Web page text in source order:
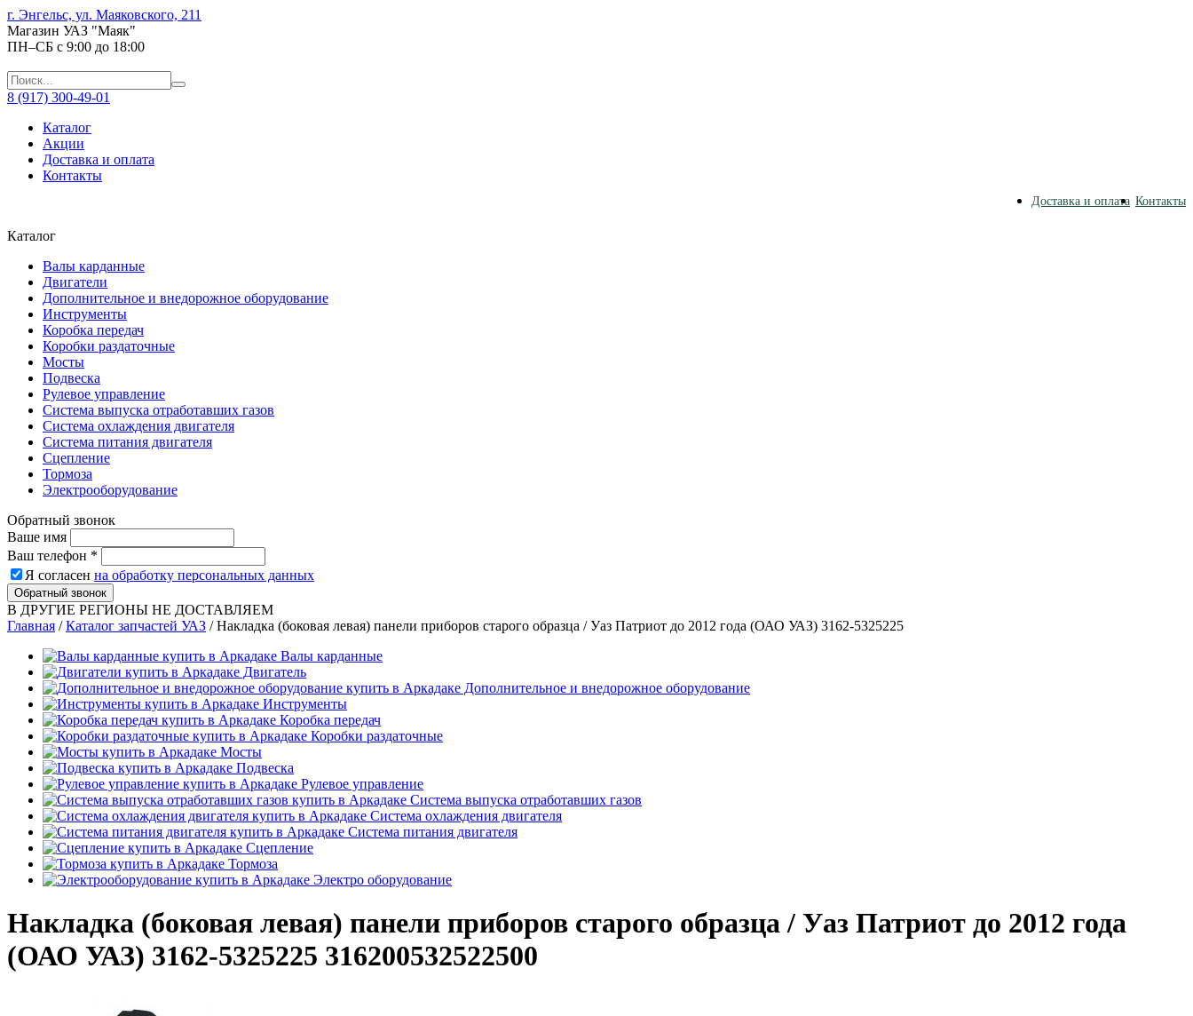
г. Энгельс, ул. Маяковского, 211
Магазин УАЗ "Маяк"
ПН–СБ с 9:00 до 18:00
8 (917) 300-49-01
Каталог
Акции
Доставка и оплата
Контакты
Доставка и оплата Контакты
Каталог
Валы карданные
Двигатели
Дополнительное и внедорожное оборудование
Инструменты
Коробка передач
Коробки раздаточные
Мосты
Подвеска
Рулевое управление
Система выпуска отработавших газов
Система охлаждения двигателя
Система питания двигателя
Сцепление
Тормоза
Электрооборудование
Обратный звонок
Ваше имя
Ваш телефон *
Я согласен на обработку персональных данных
Обратный звонок
В ДРУГИЕ РЕГИОНЫ НЕ ДОСТАВЛЯЕМ
Главная /Каталог запчастей УАЗ /Накладка (боковая левая) панели приборов старого образца / Уаз Патриот до 2012 года (ОАО УАЗ) 3162-5325225
Валы карданные
Двигатель
Дополнительное и внедорожное оборудование
Инструменты
Коробка передач
Коробки раздаточные
Мосты
Подвеска
Рулевое управление
Система выпуска отработавших газов
Система охлаждения двигателя
Система питания двигателя
Сцепление
Тормоза
Электро оборудование
Накладка (боковая левая) панели приборов старого образца / Уаз Патриот до 2012 года
(ОАО УАЗ) 3162-5325225 316200532522500